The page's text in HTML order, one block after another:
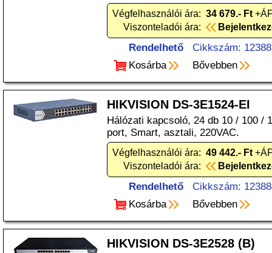
Végfelhasználói ára: 34 679.- Ft
Viszonteladói ára:
Rendelhető
Cikkszám:
Kosárba
Bővebben
HIKVISION DS-3E1524-EI
Hálózati kapcsoló, 24 db 10 / 100 /
port, Smart, asztali, 220VAC.
Végfelhasználói ára: 49 442.- Ft
Viszonteladói ára:
Rendelhető
Cikkszám:
Kosárba
Bővebben
HIKVISION DS-3E2528 (B)